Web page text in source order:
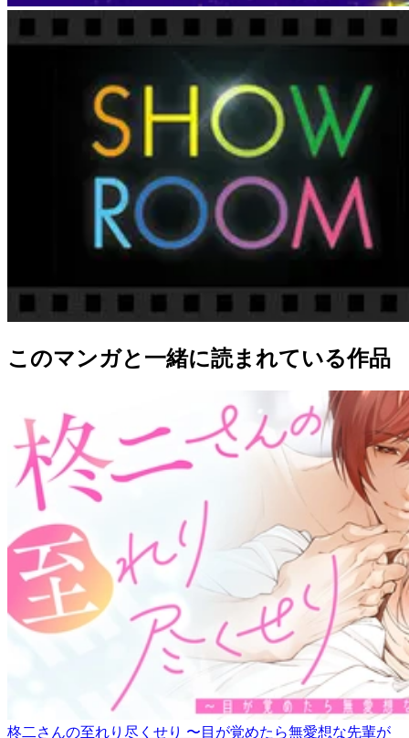
このマンガと一緒に読まれている作品
柊二さんの至れり尽くせり 〜目が覚めたら無愛想な先輩が